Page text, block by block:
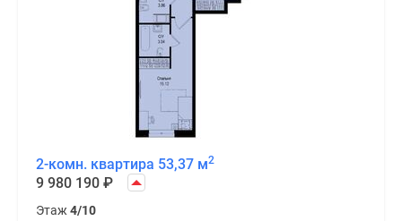
2-комн. квартира 53,37 м2
9 980 190 ₽
Этаж4/10